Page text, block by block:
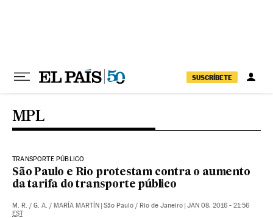
SUSCRÍBETE
MPL
TRANSPORTE PÚBLICO
São Paulo e Rio protestam contra o aumento
da tarifa do transporte público
M. R. / G. A. / MARÍA MARTÍN | São Paulo / Rio de Janeiro | JAN 08, 2016 - 21:56
EST